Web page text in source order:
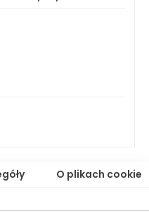
O plikach cookie